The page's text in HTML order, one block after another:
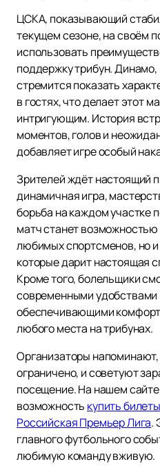
ЦСКА, показывающий
текущем сезоне, на своём
использовать
поддержку трибун.
стремится показать
в гостях, что делает этот
интригующим. История
моментов, голов и
добавляет игре особый
Зрителей ждёт настоящий
динамичная игра,
борьба на каждом участке
матч станет возможностью
любимых спортсменов, но
которые дарит настоящая
Кроме того, болельщики
современными
обеспечивающими
любого места на трибунах.
Организаторы
ограничено, и советуют
посещение. На нашем
возможность купить
Российская Премьер Лига.
главного футбольного
любимую команду вживую.